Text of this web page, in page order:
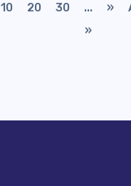
10 20 30 ... »
»